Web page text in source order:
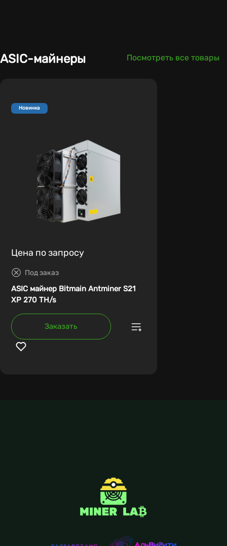
ASIC-майнеры Посмотреть все товары
Новинка
Цена по запросу
Под заказ
ASIC майнер Bitmain Antminer S21
XP 270 TH/s
Заказать